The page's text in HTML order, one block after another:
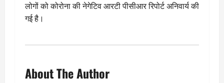
लोगों को कोरोना की नेगेटिव आरटी पीसीआर रिपोर्ट अनिवार्य की
गई है।
About The Author